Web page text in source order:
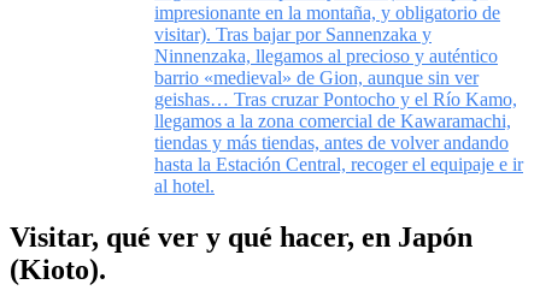
impresionante en la montaña, y obligatorio de
visitar). Tras bajar por Sannenzaka y
Ninnenzaka, llegamos al precioso y auténtico
barrio «medieval» de Gion, aunque sin ver
geishas… Tras cruzar Pontocho y el Río Kamo,
llegamos a la zona comercial de Kawaramachi,
tiendas y más tiendas, antes de volver andando
hasta la Estación Central, recoger el equipaje e ir
al hotel.
Visitar, qué ver y qué hacer, en Japón
(Kioto).